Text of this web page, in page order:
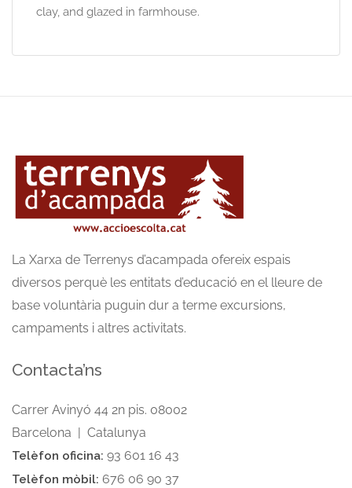
clay, and glazed in farmhouse.
La Xarxa de Terrenys d’acampada ofereix espais
diversos perquè les entitats d’educació en el lleure de
base voluntària puguin dur a terme excursions,
campaments i altres activitats.
Contacta’ns
Carrer Avinyó 44 2n pis. 08002
Barcelona | Catalunya
Telèfon oficina: 93 601 16 43
Telèfon mòbil: 676 06 90 37